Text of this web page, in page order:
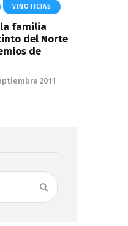
VINOTICIAS
la familia
del Norte
de
2011